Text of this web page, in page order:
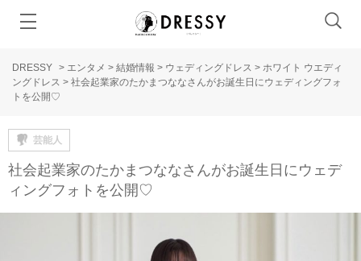
DRESSY > エンタメ > 結婚情報 > ウェディングドレス > ホワイト ウエディ
ングドレス > 社会起業家のたかまつななさんがお誕生日にウェディングフォ
トを公開♡
芸能人
社会起業家のたかまつななさんがお誕生日にウェデ
ィングフォトを公開♡